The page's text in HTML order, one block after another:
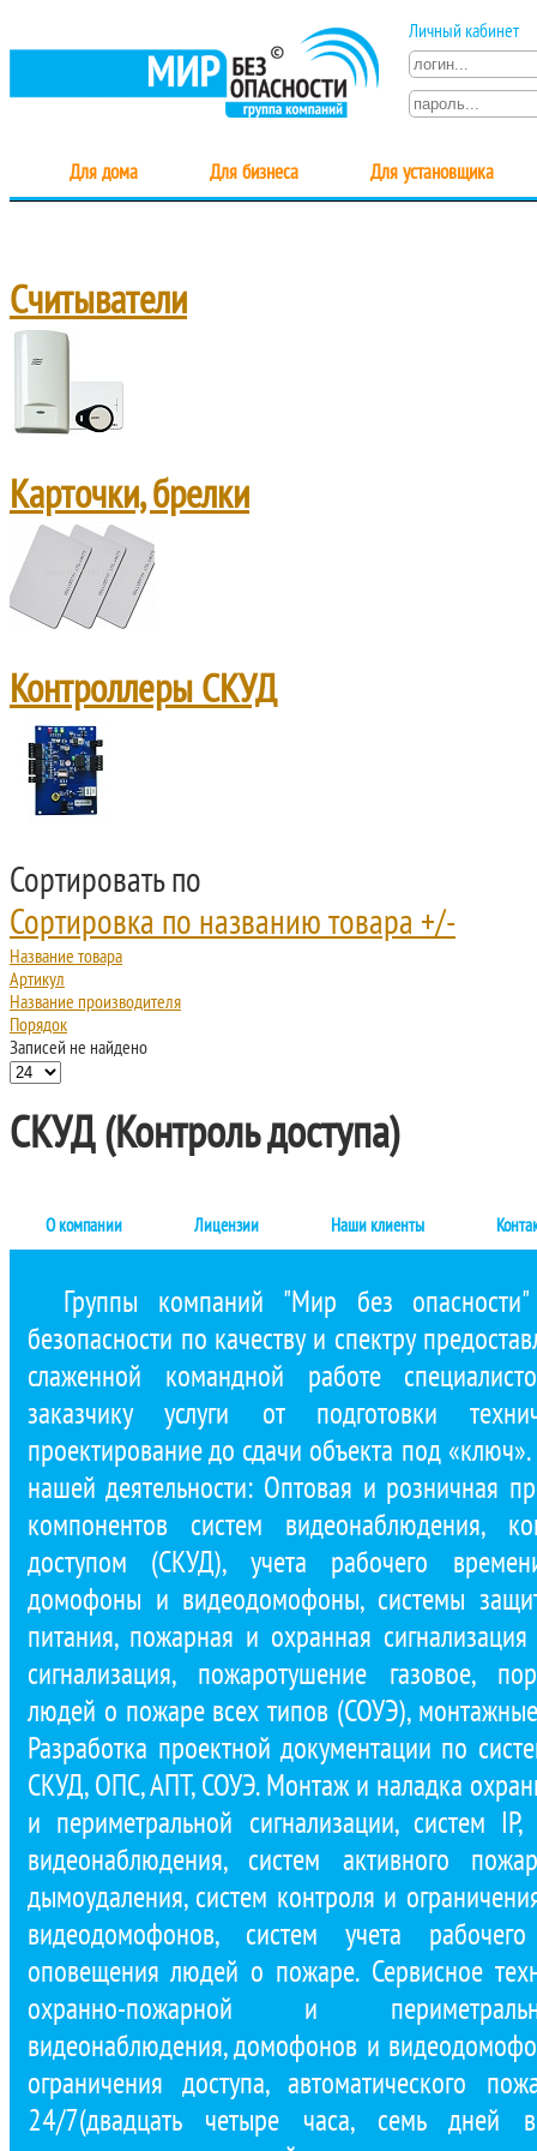
Личный кабинет
Для дома Для бизнеса Для установщика
Считыватели
Карточки, брелки
Контроллеры СКУД
Сортировать по
Сортировка по названию товара +/-
Название товара
Артикул
Название производителя
Порядок
Записей не найдено
СКУД (Контроль доступа)
О компании Лицензии Наши клиенты
Группы компаний "Мир без
безопасности по качеству и спектру
слаженной командной работе
заказчику услуги от подготовки
проектирование до сдачи объекта под
нашей деятельности: Оптовая и розничная
компонентов систем видеонаблюдения,
доступом (СКУД), учета рабочего
домофоны и видеодомофоны, системы
питания, пожарная и охранная
сигнализация, пожаротушение газовое,
людей о пожаре всех типов (СОУЭ),
Разработка проектной документации по
СКУД, ОПС, АПТ, СОУЭ. Монтаж и наладка
и периметральной сигнализации, систем
видеонаблюдения, систем активного
дымоудаления, систем контроля и
видеодомофонов, систем учета
оповещения людей о пожаре. Сервисное
охранно-пожарной и
видеонаблюдения, домофонов и
ограничения доступа, автоматического
24/7(двадцать четыре часа, семь дней